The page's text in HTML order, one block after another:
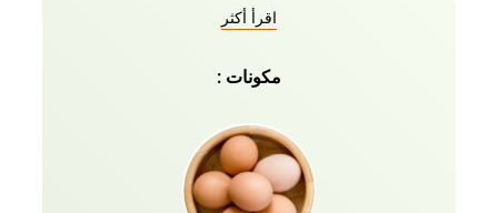
العشبية ، يغذي شامبو استعادة الشعر شعرك بشكل
يمكن لهذا الشامبو المغذي أن يقلل من التجعد لمدة تصل
إلى ثلاثة أيام عند استخدامه مع بلسم فاتيكا. يمكن
الحصول على شعر أكثر استقامة ونعومة وأسهل في
التصفيف.
اقرأ أكثر
مكونات :